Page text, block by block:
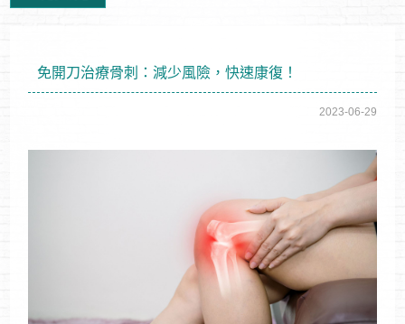
免開刀治療骨刺：減少風險，快速康復！
2023-06-29